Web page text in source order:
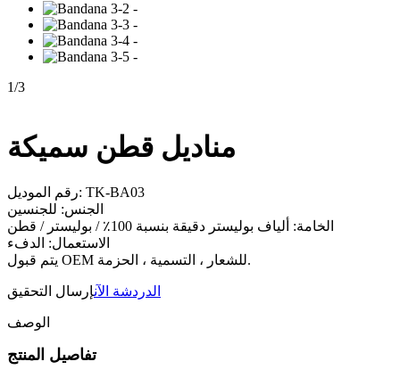
1/3
مناديل قطن سميكة
رقم الموديل: TK-BA03
الجنس: للجنسين
الخامة: ألياف بوليستر دقيقة بنسبة 100٪ / بوليستر / قطن
الاستعمال: الدفء
يتم قبول OEM للشعار ، التسمية ، الحزمة.
الدردشة الآنإرسال التحقيق
الوصف
تفاصيل المنتج